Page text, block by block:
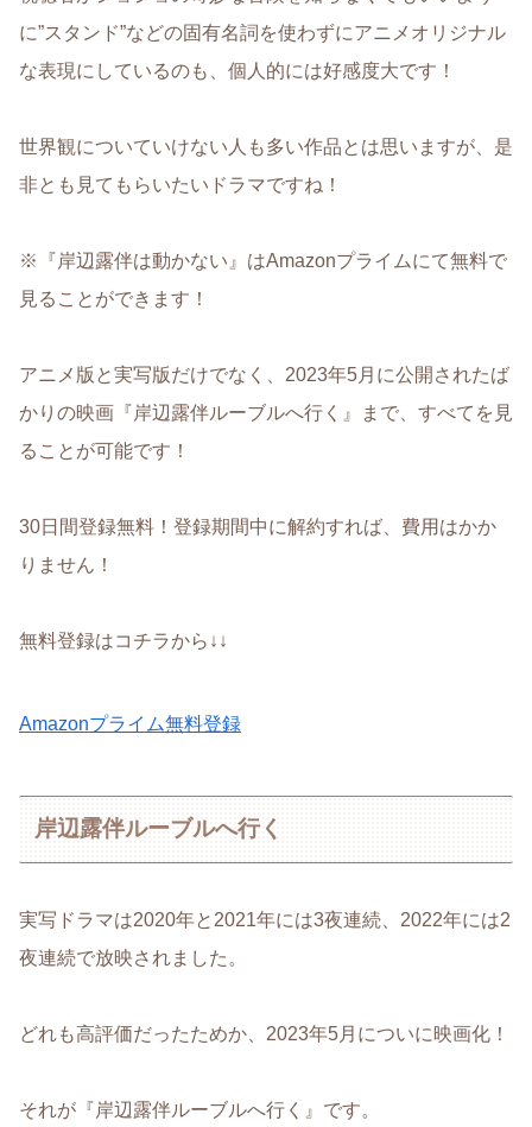
に”スタンド”などの固有名詞を使わずにアニメオリジナル
な表現にしているのも、個人的には好感度大です！
世界観についていけない人も多い作品とは思いますが、是
非とも見てもらいたいドラマですね！
※『岸辺露伴は動かない』はAmazonプライムにて無料で
見ることができます！
アニメ版と実写版だけでなく、2023年5月に公開されたば
かりの映画『岸辺露伴ルーブルへ行く』まで、すべてを見
ることが可能です！
30日間登録無料！登録期間中に解約すれば、費用はかか
りません！
無料登録はコチラから↓↓
Amazonプライム無料登録
岸辺露伴ルーブルへ行く
実写ドラマは2020年と2021年には3夜連続、2022年には2
夜連続で放映されました。
どれも高評価だったためか、2023年5月についに映画化！
それが『岸辺露伴ルーブルへ行く』です。